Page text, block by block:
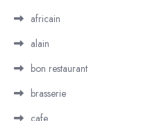
africain
alain
bon restaurant
brasserie
cafe